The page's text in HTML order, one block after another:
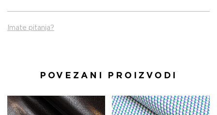
Imate pitanja?
POVEZANI PROIZVODI